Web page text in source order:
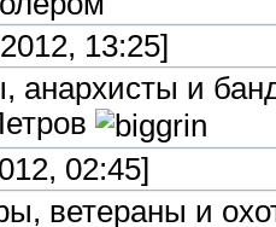
13:25]
анархисты и
02:45]
ветераны и